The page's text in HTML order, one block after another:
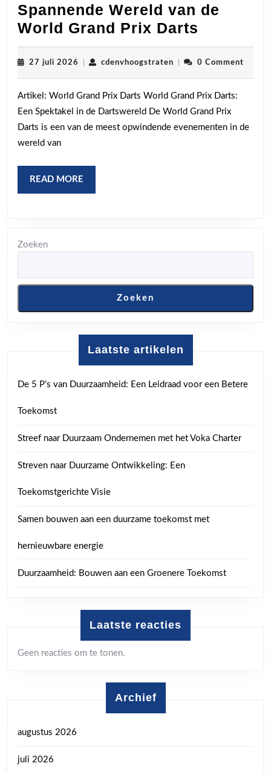
Spannende Wereld van de
World Grand Prix Darts
Wereld
van
de
World
Grand
Prix
27 juli 2026 27
cdenvhoogstratencdenvhoogstraten
0 Comment
Artikel: World Grand Prix Darts World Grand Prix Darts:
Een Spektakel in de Dartswereld De World Grand Prix
Darts is een van de meest opwindende evenementen in de
wereld van
READ MORE
MORE
Zoeken
Zoeken
Laatste artikelen
De 5 P’s van Duurzaamheid: Een Leidraad voor een Betere
Toekomst
Streef naar Duurzaam Ondernemen met het Voka Charter
Streven naar Duurzame Ontwikkeling: Een
Toekomstgerichte Visie
Samen bouwen aan een duurzame toekomst met
hernieuwbare energie
Duurzaamheid: Bouwen aan een Groenere Toekomst
Laatste reacties
Geen reacties om te tonen.
Archief
augustus 2026
juli 2026